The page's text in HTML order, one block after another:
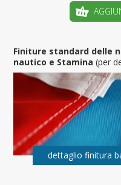
Finiture standard delle
nautico e Stamina(per
dettaglio finitura